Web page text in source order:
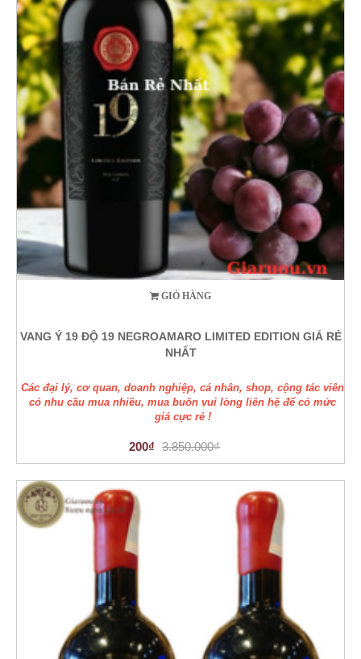
GIỎ HÀNG
VANG Ý 19 ĐỘ 19 NEGROAMARO LIMITED EDITION GIÁ RẺ
NHẤT
Các đại lý, cơ quan, doanh nghiệp, cá nhân, shop, cộng tác viên
có nhu cầu mua nhiều, mua buôn vui lòng liên hệ để có mức
giá cực rẻ !
200₫ 3.850.000₫